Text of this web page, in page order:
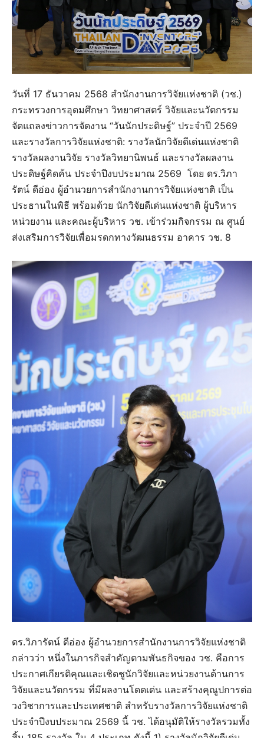
วันที่ 17 ธันวาคม 2568 สำนักงานการวิจัยแห่งชาติ (วช.)
กระทรวงการอุดมศึกษา วิทยาศาสตร์ วิจัยและนวัตกรรม
จัดแถลงข่าวการจัดงาน “วันนักประดิษฐ์” ประจำปี 2569
และรางวัลการวิจัยแห่งชาติ: รางวัลนักวิจัยดีเด่นแห่งชาติ
รางวัลผลงานวิจัย รางวัลวิทยานิพนธ์ และรางวัลผลงาน
ประดิษฐ์คิดค้น ประจำปีงบประมาณ 2569 โดย ดร.วิภา
รัตน์ ดีอ่อง ผู้อำนวยการสำนักงานการวิจัยแห่งชาติ เป็น
ประธานในพิธี พร้อมด้วย นักวิจัยดีเด่นแห่งชาติ ผู้บริหาร
หน่วยงาน และคณะผู้บริหาร วช. เข้าร่วมกิจกรรม ณ ศูนย์
ส่งเสริมการวิจัยเพื่อมรดกทางวัฒนธรรม อาคาร วช. 8
ดร.วิภารัตน์ ดีอ่อง ผู้อำนวยการสำนักงานการวิจัยแห่งชาติ
กล่าวว่า หนึ่งในภารกิจสำคัญตามพันธกิจของ วช. คือการ
ประกาศเกียรติคุณและเชิดชูนักวิจัยและหน่วยงานด้านการ
วิจัยและนวัตกรรม ที่มีผลงานโดดเด่น และสร้างคุณูปการต่อ
วงวิชาการและประเทศชาติ สำหรับรางวัลการวิจัยแห่งชาติ
ประจำปีงบประมาณ 2569 นี้ วช. ได้อนุมัติให้รางวัลรวมทั้ง